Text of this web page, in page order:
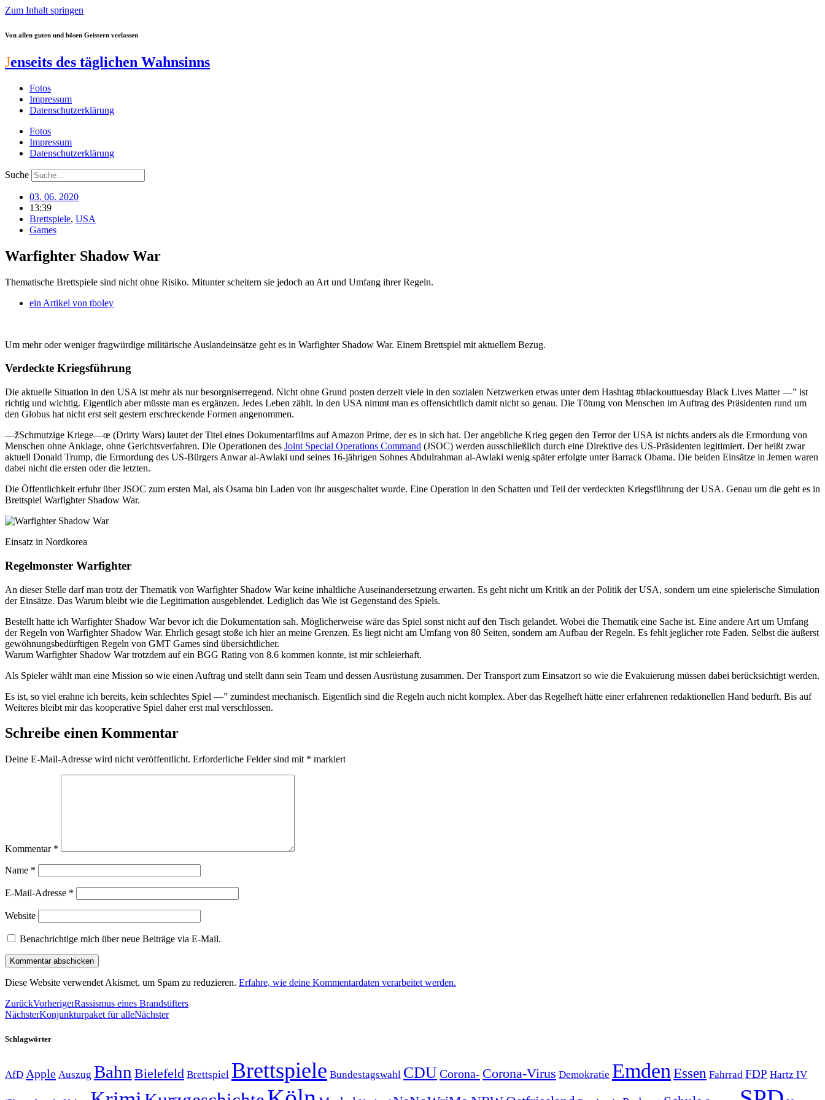
Zum Inhalt springen
Von allen guten und bösen Geistern verlassen
Jenseits des täglichen Wahnsinns
Fotos
Impressum
Datenschutzerklärung
Fotos
Impressum
Datenschutzerklärung
Suche
03. 06. 2020
13:39
Brettspiele, USA
Games
Warfighter Shadow War
Thematische Brettspiele sind nicht ohne Risiko. Mitunter scheitern sie jedoch an Art und Umfang ihrer Regeln.
ein Artikel von tboley
Um mehr oder weniger fragwürdige militärische Auslandeinsätze geht es in Warfighter Shadow War. Einem Brettspiel mit aktuellem Bezug.
Verdeckte Kriegsführung
Die aktuelle Situation in den USA ist mehr als nur besorgniserregend. Nicht ohne Grund posten derzeit viele in den sozialen Netzwerken etwas unter dem Hashtag #blackouttuesday Black Lives Matter —” ist
richtig und wichtig. Eigentlich aber müsste man es ergänzen. Jedes Leben zählt. In den USA nimmt man es offensichtlich damit nicht so genau. Die Tötung von Menschen im Auftrag des Präsidenten rund um
den Globus hat nicht erst seit gestern erschreckende Formen angenommen.
—žSchmutzige Kriege—œ (Drirty Wars) lautet der Titel eines Dokumentarfilms auf Amazon Prime, der es in sich hat. Der angebliche Krieg gegen den Terror der USA ist nichts anders als die Ermordung von
Menschen ohne Anklage, ohne Gerichtsverfahren. Die Operationen des Joint Special Operations Command (JSOC) werden ausschließlich durch eine Direktive des US-Präsidenten legitimiert. Der heißt zwar
aktuell Donald Trump, die Ermordung des US-Bürgers Anwar al-Awlaki und seines 16-jährigen Sohnes Abdulrahman al-Awlaki wenig später erfolgte unter Barrack Obama. Die beiden Einsätze in Jemen waren
dabei nicht die ersten oder die letzten.
Die Öffentlichkeit erfuhr über JSOC zum ersten Mal, als Osama bin Laden von ihr ausgeschaltet wurde. Eine Operation in den Schatten und Teil der verdeckten Kriegsführung der USA. Genau um die geht es in
Brettspiel Warfighter Shadow War.
Einsatz in Nordkorea
Regelmonster Warfighter
An dieser Stelle darf man trotz der Thematik von Warfighter Shadow War keine inhaltliche Auseinandersetzung erwarten. Es geht nicht um Kritik an der Politik der USA, sondern um eine spielerische Simulation
der Einsätze. Das Warum bleibt wie die Legitimation ausgeblendet. Lediglich das Wie ist Gegenstand des Spiels.
Bestellt hatte ich Warfighter Shadow War bevor ich die Dokumentation sah. Möglicherweise wäre das Spiel sonst nicht auf den Tisch gelandet. Wobei die Thematik eine Sache ist. Eine andere Art um Umfang
der Regeln von Warfighter Shadow War. Ehrlich gesagt stoße ich hier an meine Grenzen. Es liegt nicht am Umfang von 80 Seiten, sondern am Aufbau der Regeln. Es fehlt jeglicher rote Faden. Selbst die äußerst
gewöhnungsbedürftigen Regeln von GMT Games sind übersichtlicher.
Warum Warfighter Shadow War trotzdem auf ein BGG Rating von 8.6 kommen konnte, ist mir schleierhaft.
Als Spieler wählt man eine Mission so wie einen Auftrag und stellt dann sein Team und dessen Ausrüstung zusammen. Der Transport zum Einsatzort so wie die Evakuierung müssen dabei berücksichtigt werden.
Es ist, so viel erahne ich bereits, kein schlechtes Spiel —” zumindest mechanisch. Eigentlich sind die Regeln auch nicht komplex. Aber das Regelheft hätte einer erfahrenen redaktionellen Hand bedurft. Bis auf
Weiteres bleibt mir das kooperative Spiel daher erst mal verschlossen.
Schreibe einen Kommentar
Deine E-Mail-Adresse wird nicht veröffentlicht. Erforderliche Felder sind mit * markiert
Kommentar *
Name *
E-Mail-Adresse *
Website
Benachrichtige mich über neue Beiträge via E-Mail.
Diese Website verwendet Akismet, um Spam zu reduzieren. Erfahre, wie deine Kommentardaten verarbeitet werden.
ZurückVorherigerRassismus eines Brandstifters
NächsterKonjunkturpaket für alleNächster
Schlagwörter
AfD Apple Auszug Bahn Bielefeld Brettspiel Brettspiele Bundestagswahl CDUCorona- Corona-Virus Demokratie Emden Essen Fahrrad FDP Hartz IV